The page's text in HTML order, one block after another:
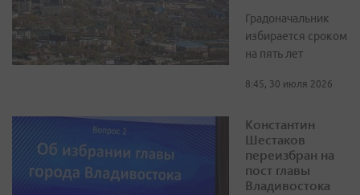
Градоначальник
избирается сроком
на пять лет
8:45, 30 июля 2026
Константин
Шестаков
переизбран на
пост главы
Владивостока